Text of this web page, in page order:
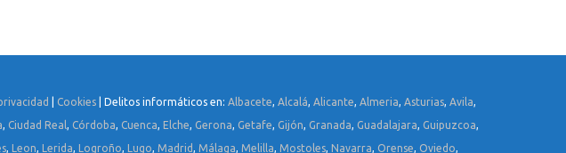
Cookies | Delitos informáticos en: Albacete, Alcalá, Alicante, Almeria, Asturias, Avila,
, Ciudad Real, Córdoba, Cuenca, Elche, Gerona, Getafe, Gijón, Granada, Guadalajara, Guipuzcoa,
, Leon, Lerida, Logroño, Lugo, Madrid, Málaga, Melilla, Mostoles, Navarra, Orense, Oviedo,